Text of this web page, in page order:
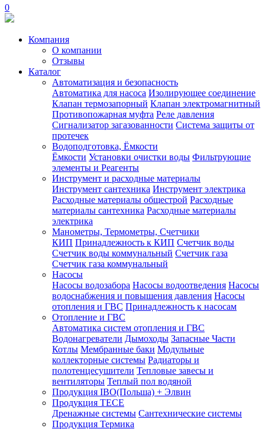
0
Компания
О компании
Отзывы
Каталог
Автоматизация и безопасность
Автоматика для насоса Изолирующее соединение
Клапан термозапорный Клапан электромагнитный
Противопожарная муфта Реле давления
Сигнализатор загазованности Система защиты от
протечек
Водоподготовка, Ёмкости
Ёмкости Установки очистки воды Фильтрующие
элементы и Реагенты
Инструмент и расходные материалы
Инструмент сантехника Инструмент электрика
Расходные материалы общестрой Расходные
материалы сантехника Расходные материалы
электрика
Манометры, Термометры, Счетчики
КИП Принадлежность к КИП Счетчик воды
Счетчик воды коммунальный Счетчик газа
Счетчик газа коммунальный
Насосы
Насосы водозабора Насосы водоотведения Насосы
водоснабжения и повышения давления Насосы
отопления и ГВС Принадлежность к насосам
Отопление и ГВС
Автоматика систем отопления и ГВС
Водонагреватели Дымоходы Запасные Части
Котлы Мембранные баки Модульные
коллекторные системы Радиаторы и
полотенцесушители Тепловые завесы и
вентиляторы Теплый пол водяной
Продукция IBO(Польша) + Элвин
Продукция TECE
Дренажные системы Сантехнические системы
Продукция Термика